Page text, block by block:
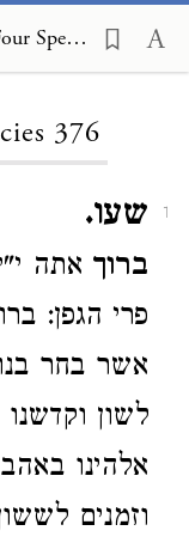
Machzor Vitry, Laws of the Four Species 376
376
1 שעו.
ברוך אתה
פרי הגפן:
אשר בחר
לשון וקדשנו
אלהינו
וזמנים